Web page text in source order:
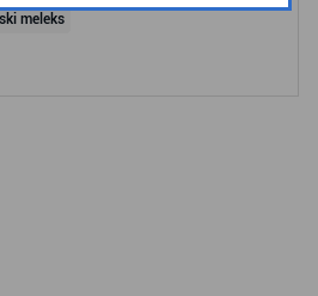
meleks